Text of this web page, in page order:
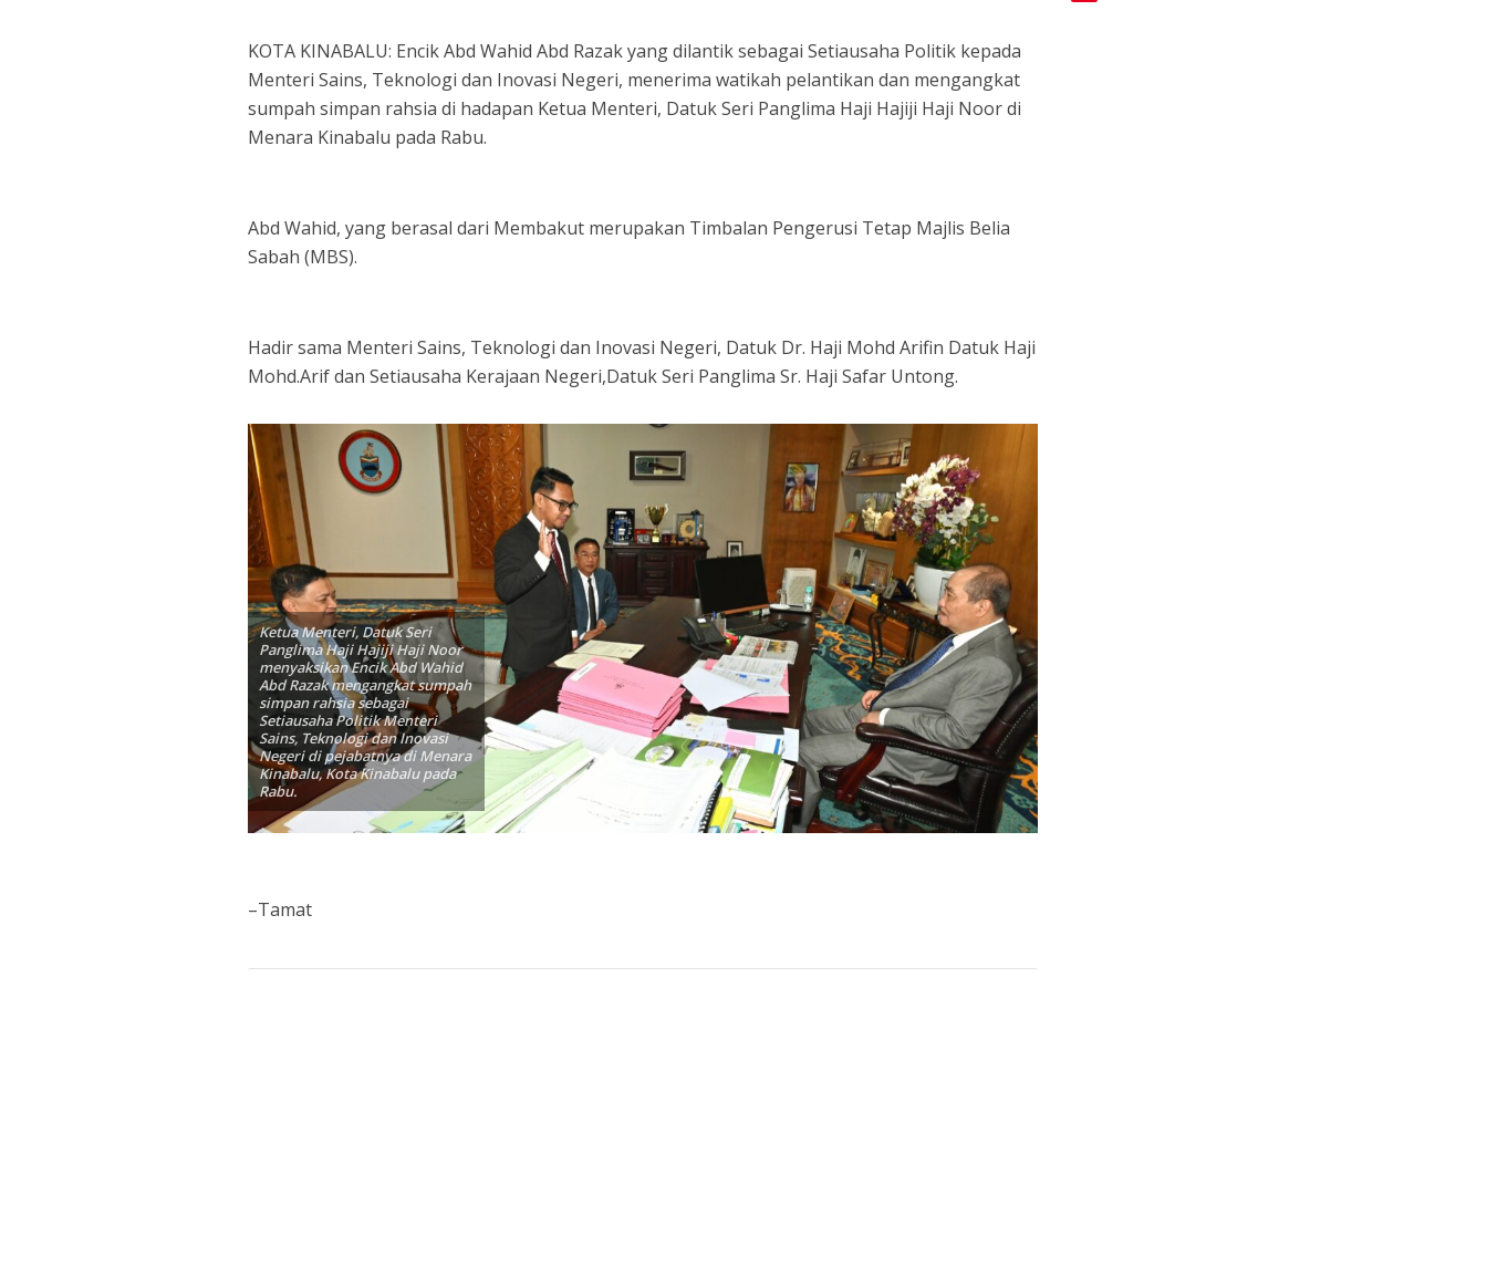
KOTA KINABALU: Encik Abd Wahid Abd Razak yang dilantik sebagai Setiausaha Politik kepada
Menteri Sains, Teknologi dan Inovasi Negeri, menerima watikah pelantikan dan mengangkat
sumpah simpan rahsia di hadapan Ketua Menteri, Datuk Seri Panglima Haji Hajiji Haji Noor di
Menara Kinabalu pada Rabu.
Abd Wahid, yang berasal dari Membakut merupakan Timbalan Pengerusi Tetap Majlis Belia
Sabah (MBS).
Hadir sama Menteri Sains, Teknologi dan Inovasi Negeri, Datuk Dr. Haji Mohd Arifin Datuk Haji
Mohd.Arif dan Setiausaha Kerajaan Negeri,Datuk Seri Panglima Sr. Haji Safar Untong.
Ketua Menteri, Datuk Seri
Panglima Haji Hajiji Haji Noor
menyaksikan Encik Abd Wahid
Abd Razak mengangkat sumpah
simpan rahsia sebagai
Setiausaha Politik Menteri
Sains, Teknologi dan Inovasi
Negeri di pejabatnya di Menara
Kinabalu, Kota Kinabalu pada
Rabu.
–Tamat